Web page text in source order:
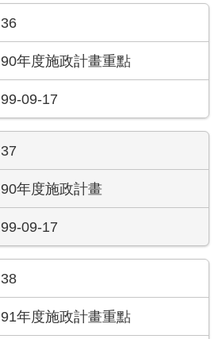
36
90年度施政計畫重點
99-09-17
37
90年度施政計畫
99-09-17
38
91年度施政計畫重點